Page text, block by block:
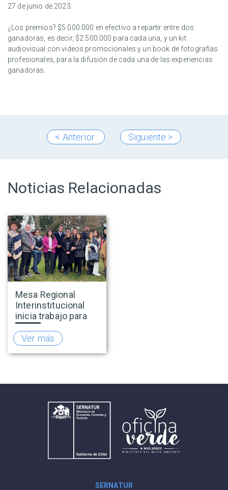
27 de junio de 2023.
¿Los premios? $5.000.000 en efectivo a repartir entre dos
ganadoras, es decir, $2.500.000 para cada una, y un kit
audiovisual con videos promocionales y un book de fotografías
profesionales, para la difusión de cada una de las experiencias
ganadoras.
< Anterior Siguiente >
Noticias Relacionadas
Mesa Regional
Interinstitucional
inicia trabajo para
fortalecer el
turismo rural en
O’Higgins
Ver más
SERNATUR